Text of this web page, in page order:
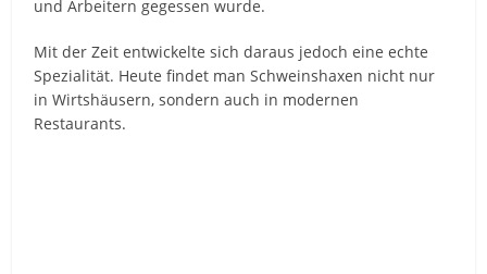
und Arbeitern gegessen wurde.
Mit der Zeit entwickelte sich daraus jedoch eine echte
Spezialität. Heute findet man Schweinshaxen nicht nur
in Wirtshäusern, sondern auch in modernen
Restaurants.